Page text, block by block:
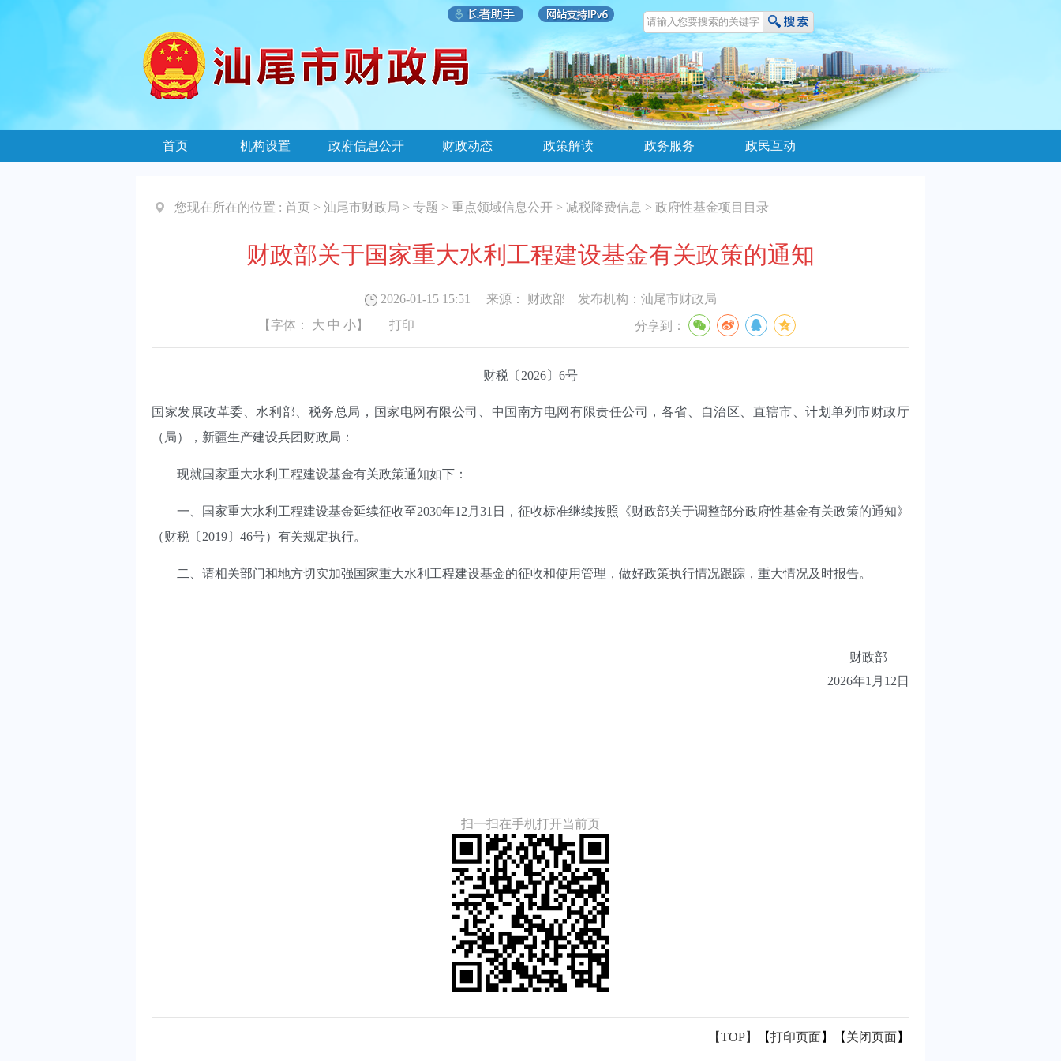
首页 机构设置 政府信息公开 财政动态 政策解读 政务服务 政民互动
您现在所在的位置 : 首页 > 汕尾市财政局 > 专题 > 重点领域信息公开 > 减税降费信息 > 政府性基金项目目录
财政部关于国家重大水利工程建设基金有关政策的通知
2026-01-15 15:51 来源： 财政部 发布机构： 汕尾市财政局
【字体： 大 中 小】 打印 分享到：
财税〔2026〕6号
国家发展改革委、水利部、税务总局，国家电网有限公司、中国南方电网有限责任公司，各省、自治区、直辖市、计划单列市财政厅
（局），新疆生产建设兵团财政局：
现就国家重大水利工程建设基金有关政策通知如下：
一、国家重大水利工程建设基金延续征收至2030年12月31日，征收标准继续按照《财政部关于调整部分政府性基金有关政策的通知》
（财税〔2019〕46号）有关规定执行。
二、请相关部门和地方切实加强国家重大水利工程建设基金的征收和使用管理，做好政策执行情况跟踪，重大情况及时报告。
财政部
2026年1月12日
扫一扫在手机打开当前页
【TOP】 【打印页面】【 关闭页面】